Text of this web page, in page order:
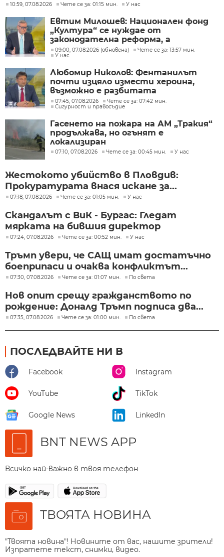
10:59, 07.08.2026 Чете се за: 01:15 мин. У нас
Евтим Милошев: Национален фонд
„Култура“ се нуждае от
законодателна реформа, а
процесите в министерството ще
бъдат максимално прозрачни
09:00, 07.08.2026 (обновена)
Чете се за: 13:57 мин.
У нас
Любомир Николов: Фентанилът
почти изцяло измести хероина,
възможно е разбитата
лаборатория да е единствената у
нас
07:45, 07.08.2026
Чете се за: 07:42 мин.
Сигурност и правосъдие
Гасенето на пожара на АМ „Тракия“
продължава, но огънят е
локализиран
07:10, 07.08.2026 Чете се за: 00:45 мин. У нас
Жестокото убийство в Пловдив:
Прокуратурата внася искане за...
07:18, 07.08.2026 Чете се за: 01:05 мин. У нас
Скандалът с ВиК - Бургас: Гледат
мярката на бившия директор
07:24, 07.08.2026 Чете се за: 00:52 мин. У нас
Тръмп увери, че САЩ имат достатъчно
боеприпаси и очаква конфликтът...
07:30, 07.08.2026 Чете се за: 01:07 мин. По света
Нов опит срещу гражданството по
рождение: Доналд Тръмп подписа два...
07:35, 07.08.2026 Чете се за: 01:00 мин. По света
ПОСЛЕДВАЙТЕ НИ В
Facebook Instagram
YouTube TikTok
Google News LinkedIn
BNT NEWS APP
Всичко най-важно в твоя телефон
ТВОЯТА НОВИНА
"Твоята новина"! Новините от вас, нашите зрители!
Изпратете текст, снимки, видео.